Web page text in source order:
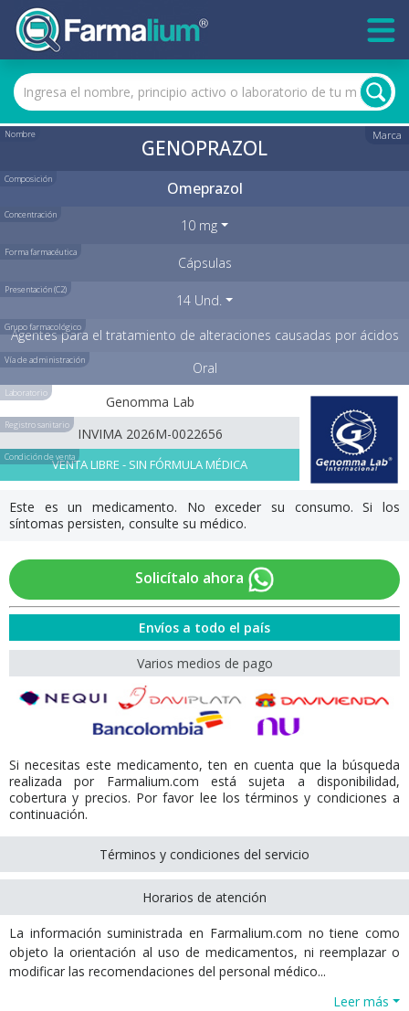
Nombre Marca
GENOPRAZOL
Composición Omeprazol
Concentración
10 mg
Forma farmacéutica
Cápsulas
Presentación (C2)
14 Und.
Grupo farmacológico
Agentes para el tratamiento de alteraciones causadas por ácidos
Vía de administración Oral
Laboratorio
Genomma Lab
Registro sanitario
INVIMA 2026M-0022656
Condición de ventaVENTA LIBRE - SIN FÓRMULA MÉDICA
Este es un medicamento. No exceder su consumo. Si los
síntomas persisten, consulte su médico.
Solicítalo ahora
Envíos a todo el país
Varios medios de pago
Si necesitas este medicamento, ten en cuenta que la búsqueda
realizada por Farmalium.com está sujeta a disponibilidad,
cobertura y precios. Por favor lee los términos y condiciones a
continuación.
Términos y condiciones del servicio
Horarios de atención
La información suministrada en Farmalium.com no tiene como
objeto la orientación al uso de medicamentos, ni reemplazar o
modificar las recomendaciones del personal médico...
Leer más